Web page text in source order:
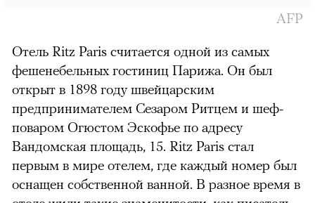
AFP
Отель Ritz Paris считается одной из самых
фешенебельных гостиниц Парижа. Он был
открыт в 1898 году швейцарским
предпринимателем Сезаром Ритцем и шеф-
поваром Огюстом Эскофье по адресу
Вандомская площадь, 15. Ritz Paris стал
первым в мире отелем, где каждый номер был
оснащен собственной ванной. В разное время в